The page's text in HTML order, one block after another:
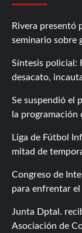
Rivera presentó
seminario sobre
Síntesis policial:
desacato,
Se suspendió el
la programación
Liga de Fútbol
mitad de
Congreso de
para enfrentar
Junta Dptal.
Asociación de